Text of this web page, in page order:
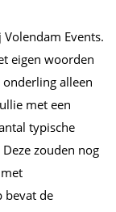
Volendam Events.
eigen woorden
alleen
met een
typische
zouden nog
bevat de